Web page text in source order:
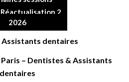
Réactualisation 2
2026
dentaires
Paris – Dentistes & Assistants
dentaires